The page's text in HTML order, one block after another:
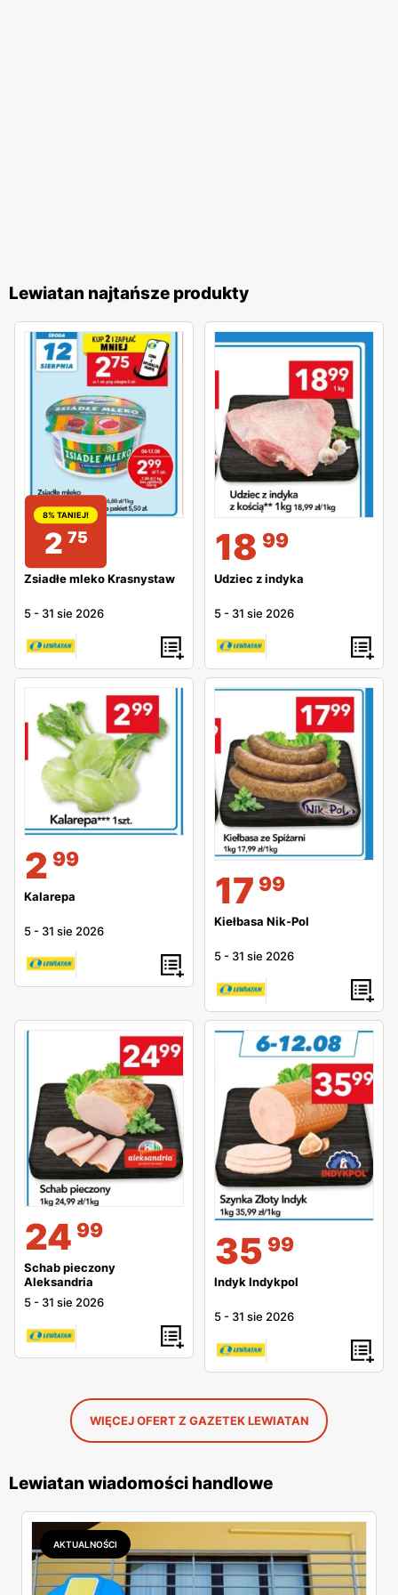
Lewiatan najtańsze produkty
8% TANIEJ!
2 75
Zsiadłe mleko Krasnystaw
5 - 31 sie 2026
18 99
Udziec z indyka
5 - 31 sie 2026
2 99
Kalarepa
5 - 31 sie 2026
17 99
Kiełbasa Nik-Pol
5 - 31 sie 2026
24 99
Schab pieczony
Aleksandria
5 - 31 sie 2026
35 99
Indyk Indykpol
5 - 31 sie 2026
WIĘCEJ OFERT Z GAZETEK LEWIATAN
Lewiatan wiadomości handlowe
AKTUALNOŚCI